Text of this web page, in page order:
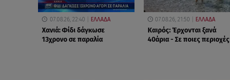
07.08.26, 22:40 ΕΛΛΑΔΑ
Χανιά: Φίδι δάγκωσε
13χρονο σε παραλία
07.08.26, 21:50 ΕΛΛΑΔΑ
Καιρός: Έρχονται ξανά
40άρια - Σε ποιες περιοχές